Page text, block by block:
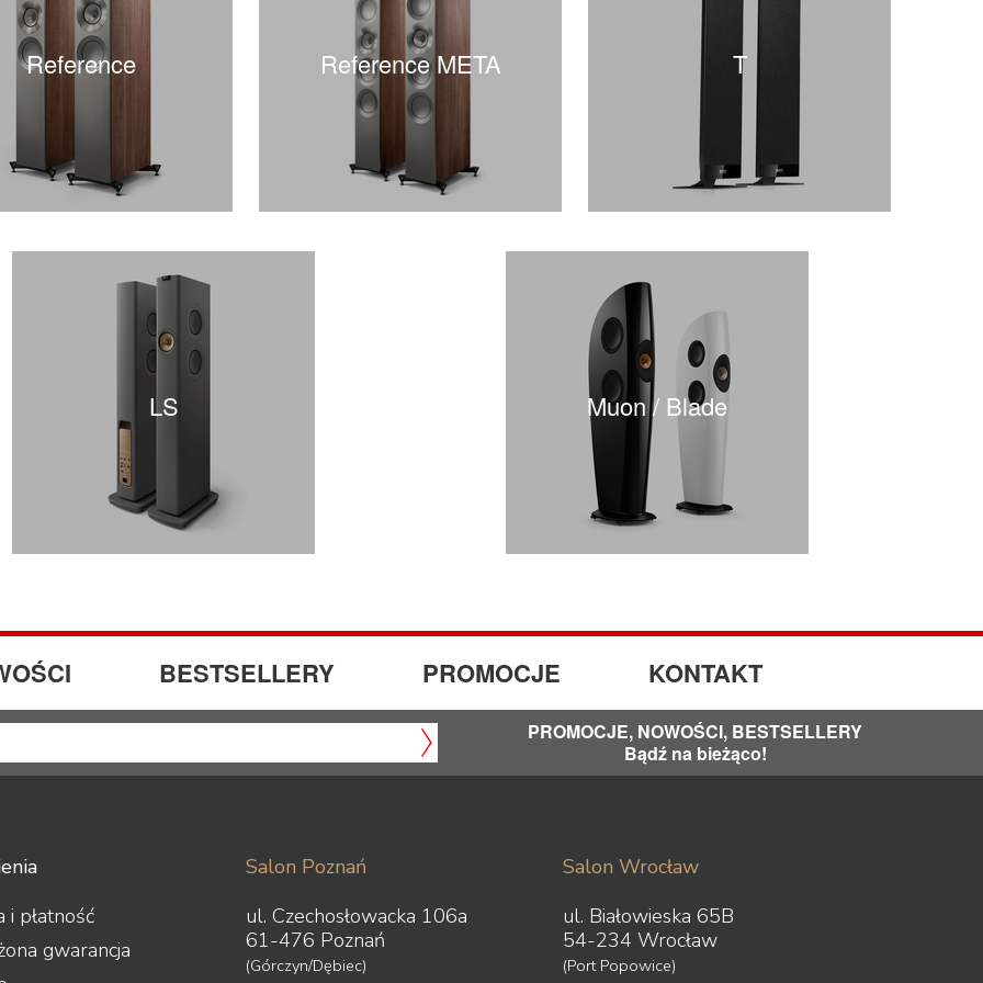
Reference Reference META T
LS Muon / Blade
BESTSELLERY PROMOCJE KONTAKT
PROMOCJE, NOWOŚCI, BESTSELLERY
Bądź na bieżąco!
i płatność
gwarancja
Salon Poznań
ul. Czechosłowacka 106a
61-476 Poznań
(Górczyn/Dębiec)
Salon Wrocław
ul. Białowieska 65B
54-234 Wrocław
(Port Popowice)